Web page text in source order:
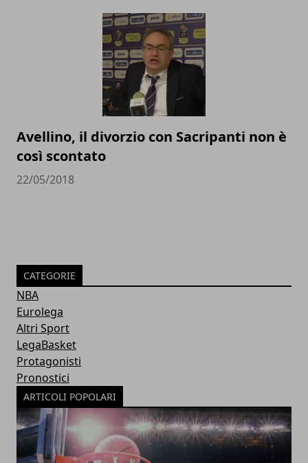
Avellino, il divorzio con Sacripanti non è
così scontato
22/05/2018
CATEGORIE
NBA
Eurolega
Altri Sport
LegaBasket
Protagonisti
Pronostici
ARTICOLI POPOLARI